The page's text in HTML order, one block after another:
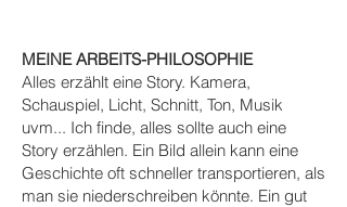
MEINE ARBEITS-PHILOSOPHIE
Alles erzählt eine Story. Kamera,
Schauspiel, Licht, Schnitt, Ton, Musik
uvm... Ich finde, alles sollte auch eine
Story erzählen. Ein Bild allein kann eine
Geschichte oft schneller transportieren, als
man sie niederschreiben könnte. Ein gut